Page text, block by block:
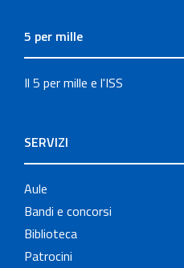
5 per mille
Il 5 per mille e l'ISS
SERVIZI
Aule
Bandi e concorsi
Biblioteca
Patrocini